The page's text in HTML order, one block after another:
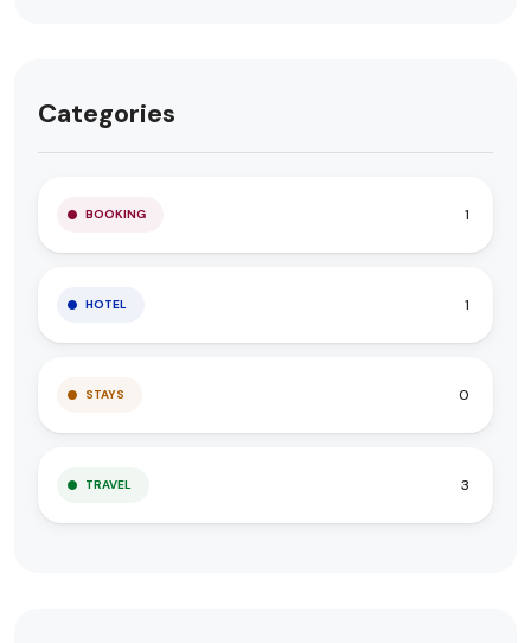
Categories
BOOKING 1
HOTEL 1
STAYS 0
TRAVEL 3